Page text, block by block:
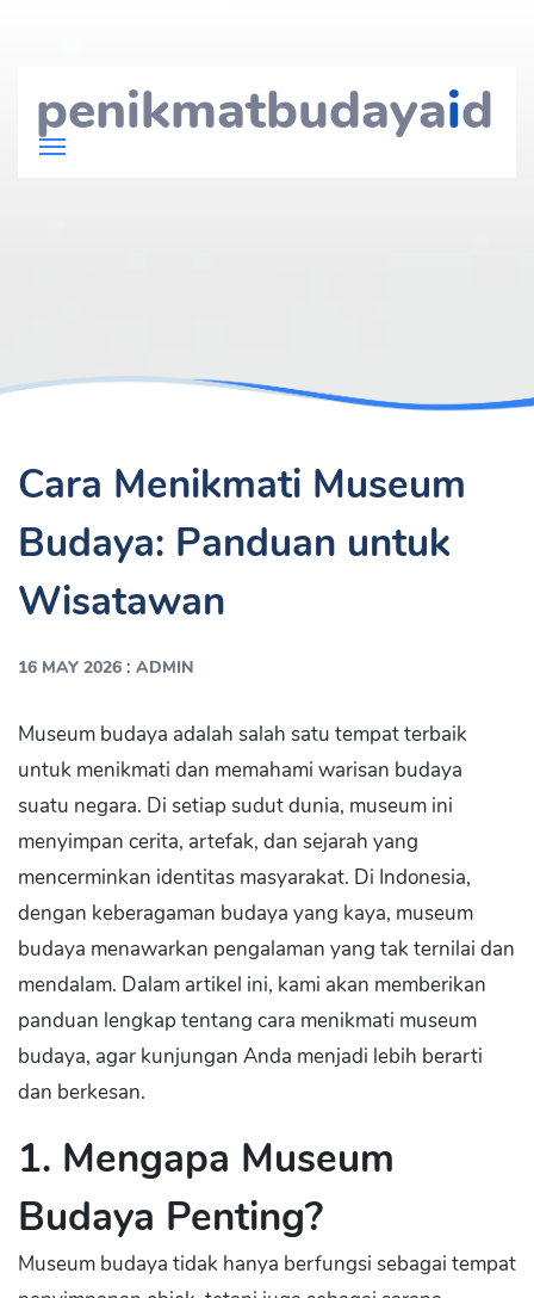
penikmatbudayaid
Cara Menikmati Museum
Budaya: Panduan untuk
Wisatawan
16 MAY 2026 : ADMIN
Museum budaya adalah salah satu tempat terbaik
untuk menikmati dan memahami warisan budaya
suatu negara. Di setiap sudut dunia, museum ini
menyimpan cerita, artefak, dan sejarah yang
mencerminkan identitas masyarakat. Di Indonesia,
dengan keberagaman budaya yang kaya, museum
budaya menawarkan pengalaman yang tak ternilai dan
mendalam. Dalam artikel ini, kami akan memberikan
panduan lengkap tentang cara menikmati museum
budaya, agar kunjungan Anda menjadi lebih berarti
dan berkesan.
1. Mengapa Museum
Budaya Penting?
Museum budaya tidak hanya berfungsi sebagai tempat